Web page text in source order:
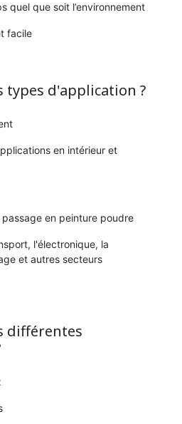
quel que soit l’environnement
facile
types d'application ?
en intérieur et
en peinture poudre
l'électronique, la
et autres secteurs
différentes